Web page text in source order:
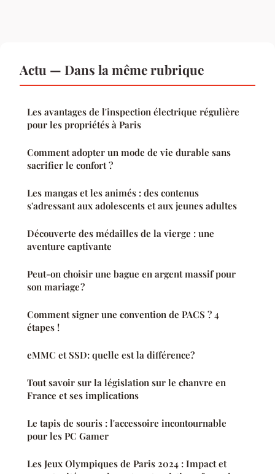
Actu — Dans la même rubrique
Les avantages de l'inspection électrique régulière
pour les propriétés à Paris
Comment adopter un mode de vie durable sans
sacrifier le confort ?
Les mangas et les animés : des contenus
s'adressant aux adolescents et aux jeunes adultes
Découverte des médailles de la vierge : une
aventure captivante
Peut-on choisir une bague en argent massif pour
son mariage ?
Comment signer une convention de PACS ? 4
étapes !
eMMC et SSD: quelle est la différence?
Tout savoir sur la législation sur le chanvre en
France et ses implications
Le tapis de souris : l'accessoire incontournable
pour les PC Gamer
Les Jeux Olympiques de Paris 2024 : Impact et